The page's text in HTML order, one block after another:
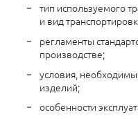
тип используемого
и вид
регламенты
производстве;
условия,
изделий;
особенности